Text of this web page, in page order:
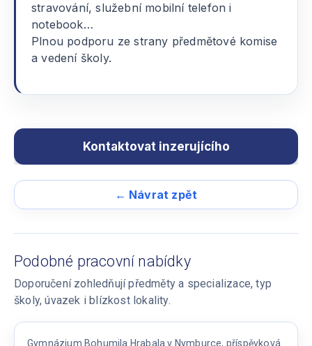
stravování, služební mobilní telefon i
notebook…
Plnou podporu ze strany předmětové komise
a vedení školy.
← Návrat zpět
Podobné pracovní nabídky
Doporučení zohledňují předměty a specializace, typ
školy, úvazek i blízkost lokality.
Gymnázium Bohumila Hrabala v Nymburce, příspěvková